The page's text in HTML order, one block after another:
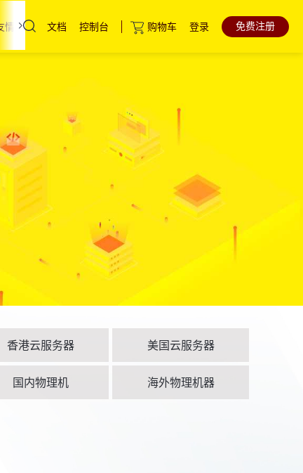
情链接 联系我们
裸金属服务器
中国香港服务器
海外服务器
文档 控制台 购物车 登录 免费注册
香港云服务器 美国云服务器
国内物理机 海外物理机器